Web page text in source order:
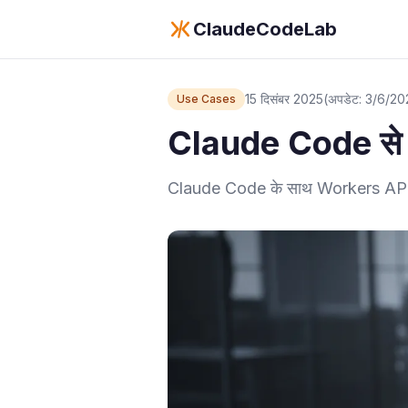
ClaudeCodeLab
Use Cases 15 दिसंबर 2025(अपडेट: 3/6/
Claude Code से
Claude Code के साथ Workers